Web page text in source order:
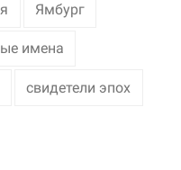
Ямбург
имена
свидетели эпох